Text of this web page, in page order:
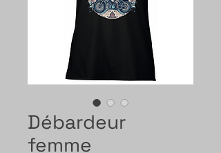
Débardeur
femme